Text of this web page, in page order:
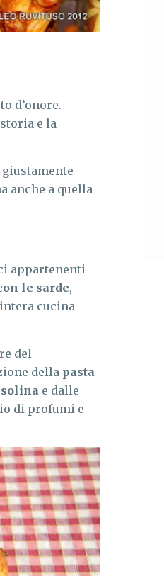
d’onore.
e la
anche a quella
appartenenti
le sarde,
cucina
del
della pasta
e dalle
di profumi e